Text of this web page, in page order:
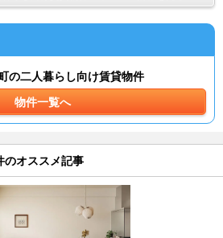
の二人暮らし向け賃貸物件
物件一覧へ
のオススメ記事